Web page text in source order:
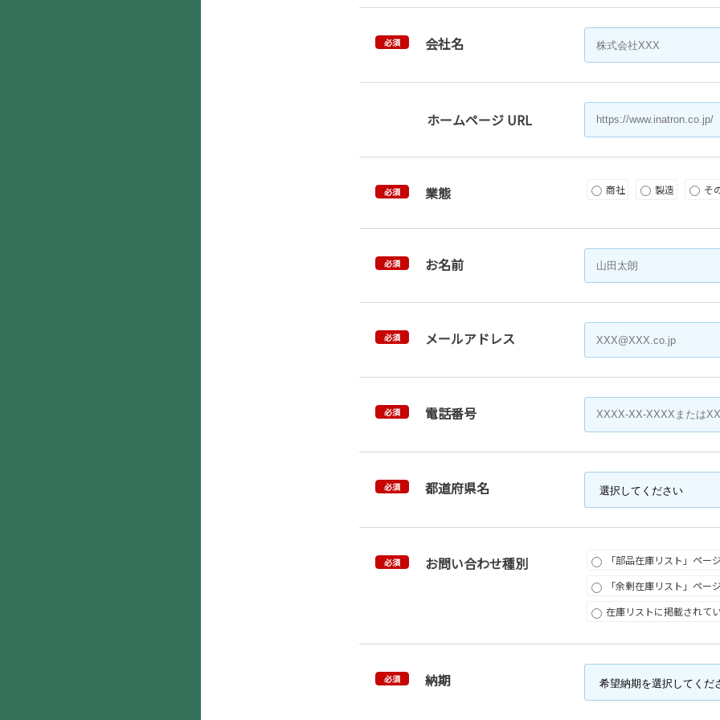
必須 会社名
ホームページ URL
必須 業態 商社 製造 そ
必須 お名前
必須 メールアドレス
必須 電話番号
必須 都道府県名
必須 お問い合わせ種別
「部品在庫リスト」ペー
「余剰在庫リスト」ペー
在庫リストに掲載されて
必須 納期